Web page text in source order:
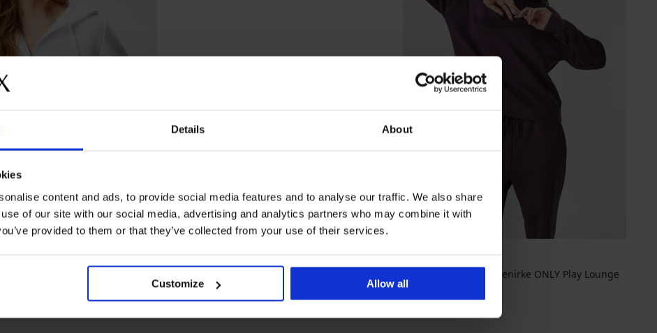
Details About
content and ads, to provide social media features and to analyse our traffic. We also share
of our site with our social media, advertising and analytics partners who may combine it with
provided to them or that they’ve collected from your use of their services.
Customize Allow all
34,99 €
Sportski gornji dio trenirke ONLY Play Lounge
34,99 €